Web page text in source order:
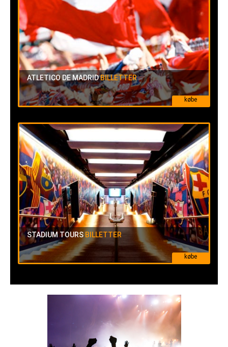
købe
ATLETICO DE MADRIDBILLETTER
købe
STADIUM TOURS BILLETTER